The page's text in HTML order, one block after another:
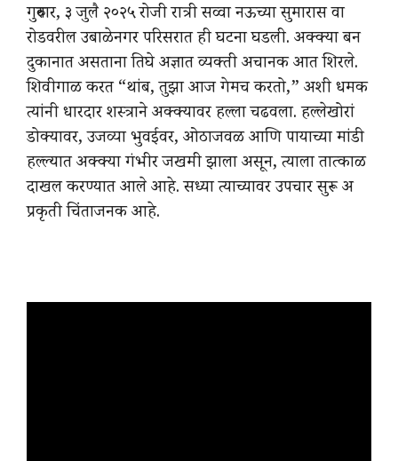
गुरुवार, ३ जुलै २०२५ रोजी रात्री सव्वा नऊच्या सुमारास वा
रोडवरील उबाळेनगर परिसरात ही घटना घडली. अक्क्या बन
दुकानात असताना तिघे अज्ञात व्यक्ती अचानक आत शिरले.
शिवीगाळ करत “थांब, तुझा आज गेमच करतो,” अशी धमक
त्यांनी धारदार शस्त्राने अक्क्यावर हल्ला चढवला. हल्लेखोरां
डोक्यावर, उजव्या भुवईवर, ओठाजवळ आणि पायाच्या मांडी
हल्ल्यात अक्क्या गंभीर जखमी झाला असून, त्याला तात्काळ
दाखल करण्यात आले आहे. सध्या त्याच्यावर उपचार सुरू अ
प्रकृती चिंताजनक आहे.